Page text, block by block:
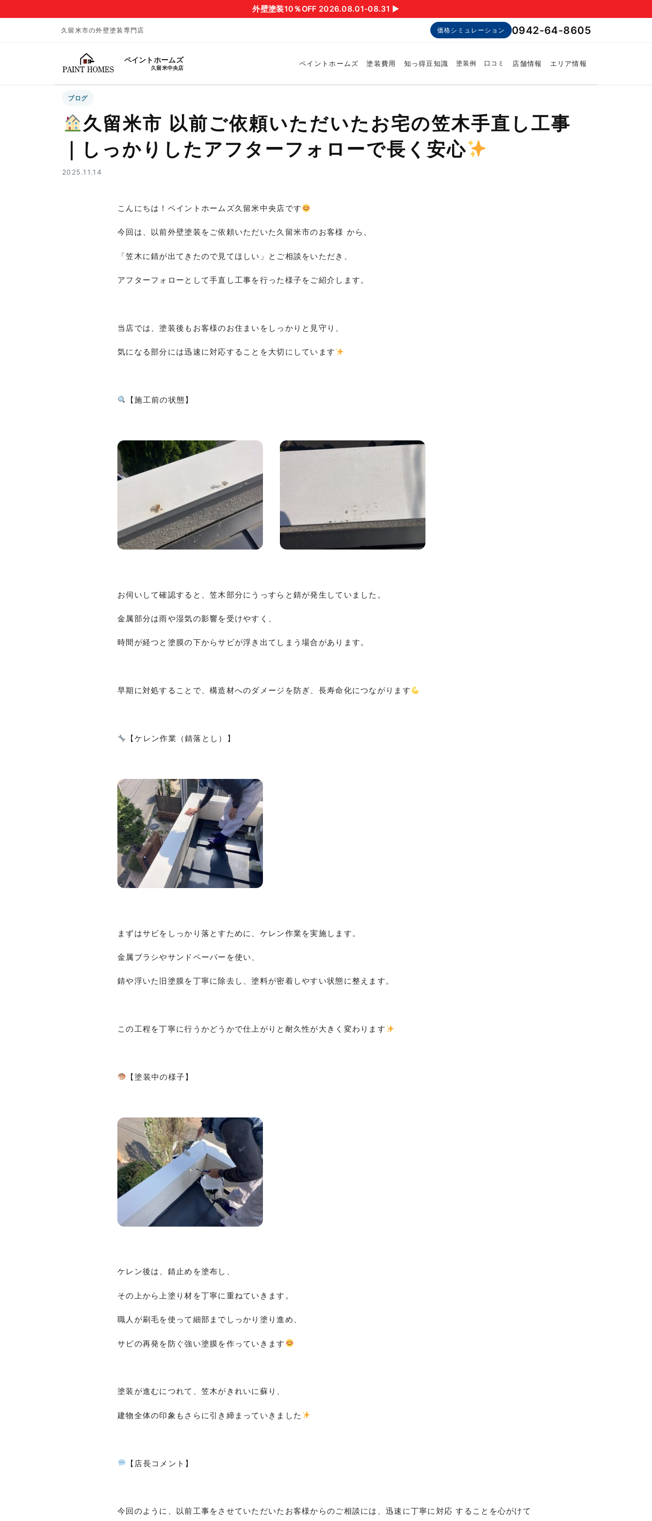
外壁塗装10％OFF 2026.08.01-08.31 ▶︎
久留米市の外壁塗装専門店 価格シミュレーション 0942-64-8605
ペイントホームズ
久留米中央店
ペイントホームズ 塗装費用 知っ得豆知識 塗装例 口コミ 店舗情報 エリア情報
ブログ
久留米市 以前ご依頼いただいたお宅の笠木手直し工事
｜しっかりしたアフターフォローで長く安心
2025.11.14
こんにちは！ペイントホームズ久留米中央店です
今回は、以前外壁塗装をご依頼いただいた久留米市のお客様 から、
「笠木に錆が出てきたので見てほしい」とご相談をいただき、
アフターフォローとして手直し工事を行った様子をご紹介します。
当店では、塗装後もお客様のお住まいをしっかりと見守り、
気になる部分には迅速に対応することを大切にしています
【施工前の状態】
お伺いして確認すると、笠木部分にうっすらと錆が発生していました。
金属部分は雨や湿気の影響を受けやすく、
時間が経つと塗膜の下からサビが浮き出てしまう場合があります。
早期に対処することで、構造材へのダメージを防ぎ、長寿命化につながります
【ケレン作業（錆落とし）】
まずはサビをしっかり落とすために、ケレン作業を実施します。
金属ブラシやサンドペーパーを使い、
錆や浮いた旧塗膜を丁寧に除去し、塗料が密着しやすい状態に整えます。
この工程を丁寧に行うかどうかで仕上がりと耐久性が大きく変わります
【塗装中の様子】
ケレン後は、錆止めを塗布し、
その上から上塗り材を丁寧に重ねていきます。
職人が刷毛を使って細部までしっかり塗り進め、
サビの再発を防ぐ強い塗膜を作っていきます
塗装が進むにつれて、笠木がきれいに蘇り、
建物全体の印象もさらに引き締まっていきました
【店長コメント】
今回のように、以前工事をさせていただいたお客様からのご相談には、迅速に丁寧に対応 することを心がけて